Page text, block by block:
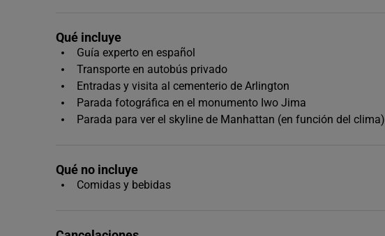
Qué incluye
Guía experto en español
Transporte en autobús privado
Entradas y visita al cementerio de Arlington
Parada fotográfica en el monumento Iwo Jima
Parada para ver el skyline de Manhattan (en función del clima)
Qué no incluye
Comidas y bebidas